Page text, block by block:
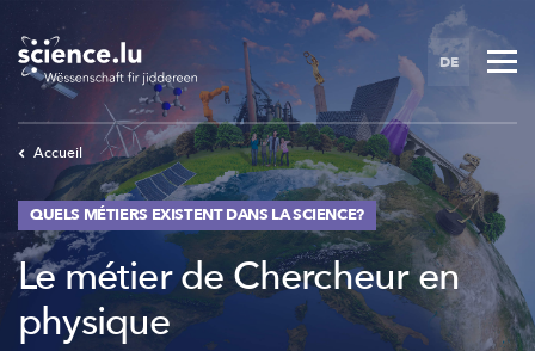
to
main
content
DE
Accueil
QUELS MÉTIERS EXISTENT DANS LA SCIENCE?
Le métier de Chercheur en
physique